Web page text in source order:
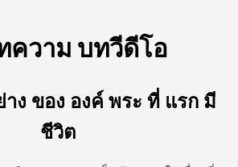
ความ บทวีดีโอ
ง ของ องค์ พระ ที่ แรก มี
ชีวิต